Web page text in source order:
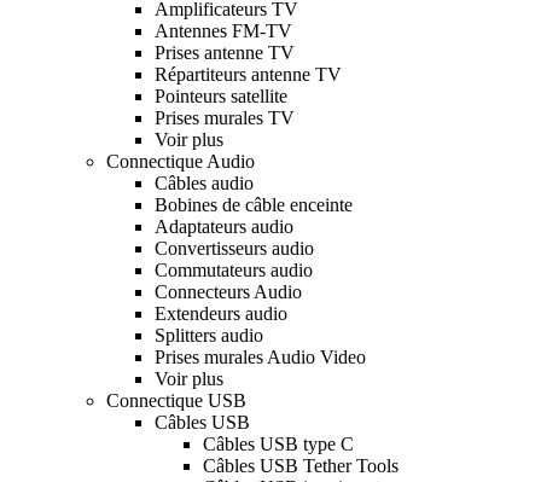
Amplificateurs TV
Antennes FM-TV
Prises antenne TV
Répartiteurs antenne TV
Pointeurs satellite
Prises murales TV
Voir plus
Connectique Audio
Câbles audio
Bobines de câble enceinte
Adaptateurs audio
Convertisseurs audio
Commutateurs audio
Connecteurs Audio
Extendeurs audio
Splitters audio
Prises murales Audio Video
Voir plus
Connectique USB
Câbles USB
Câbles USB type C
Câbles USB Tether Tools